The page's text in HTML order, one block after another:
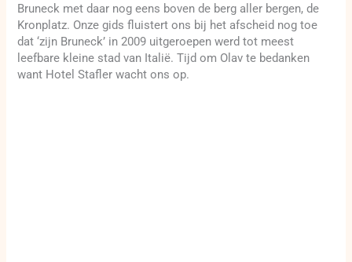
Bruneck met daar nog eens boven de berg aller bergen, de
Kronplatz. Onze gids fluistert ons bij het afscheid nog toe
dat ‘zijn Bruneck’ in 2009 uitgeroepen werd tot meest
leefbare kleine stad van Italië. Tijd om Olav te bedanken
want Hotel Stafler wacht ons op.